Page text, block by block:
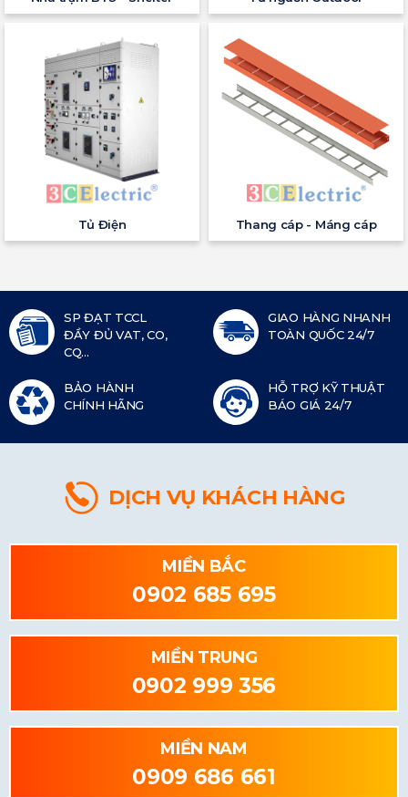
Tủ Điện Thang cáp - Máng cáp
SP ĐẠT TCCL
ĐẦY ĐỦ VAT, CO,
CQ...
GIAO HÀNG NHANH
TOÀN QUỐC 24/7
BẢO HÀNH
CHÍNH HÃNG
HỖ TRỢ KỸ THUẬT
BÁO GIÁ 24/7
DỊCH VỤ KHÁCH HÀNG
MIỀN BẮC
0902 685 695
MIỀN TRUNG
0902 999 356
MIỀN NAM
0909 686 661